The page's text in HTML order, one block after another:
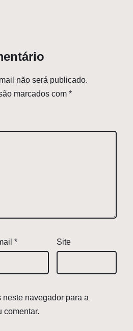
não será publicado.
marcados com *
* Site
navegador para a
comentar.